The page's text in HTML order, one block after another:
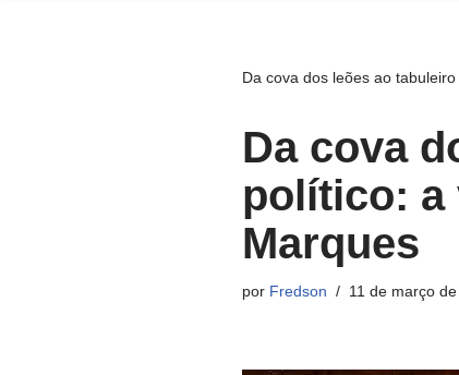
Da cova dos leões ao
Da cova
político: a
Marques
por Fredson 11 de março